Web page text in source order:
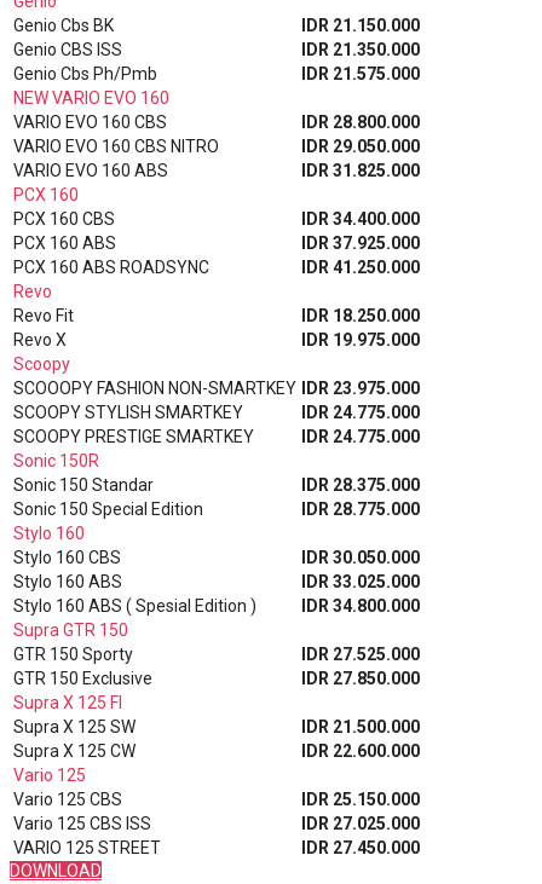
Genio Cbs BK
IDR 21.150.000
Genio CBS ISS
IDR 21.350.000
Genio Cbs Ph/Pmb
IDR 21.575.000
NEW VARIO EVO 160
VARIO EVO 160 CBS
IDR 28.800.000
VARIO EVO 160 CBS NITRO
IDR 29.050.000
VARIO EVO 160 ABS
IDR 31.825.000
PCX 160
PCX 160 CBS
IDR 34.400.000
PCX 160 ABS
IDR 37.925.000
PCX 160 ABS ROADSYNC
IDR 41.250.000
Revo
Revo Fit
IDR 18.250.000
Revo X
IDR 19.975.000
Scoopy
SCOOOPY FASHION NON-SMARTKEY
IDR 23.975.000
SCOOPY STYLISH SMARTKEY
IDR 24.775.000
SCOOPY PRESTIGE SMARTKEY
IDR 24.775.000
Sonic 150R
Sonic 150 Standar
IDR 28.375.000
Sonic 150 Special Edition
IDR 28.775.000
Stylo 160
Stylo 160 CBS
IDR 30.050.000
Stylo 160 ABS
IDR 33.025.000
Stylo 160 ABS ( Spesial Edition )
IDR 34.800.000
Supra GTR 150
GTR 150 Sporty
IDR 27.525.000
GTR 150 Exclusive
IDR 27.850.000
Supra X 125 FI
Supra X 125 SW
IDR 21.500.000
Supra X 125 CW
IDR 22.600.000
Vario 125
Vario 125 CBS
IDR 25.150.000
Vario 125 CBS ISS
IDR 27.025.000
VARIO 125 STREET
IDR 27.450.000
DOWNLOAD